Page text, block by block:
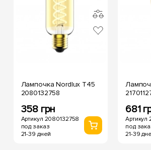
Лампочка Nordlux T45
2080132758
358 грн
Артикул 2080132758
под заказ
21-39 дней
681
Артикул
под
21-39